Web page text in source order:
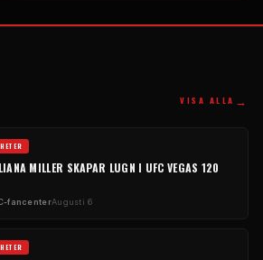
VISA ALLA →
MILLER SKAPAR LUGN I UFC VEGAS 120
fancenterAugusti 6